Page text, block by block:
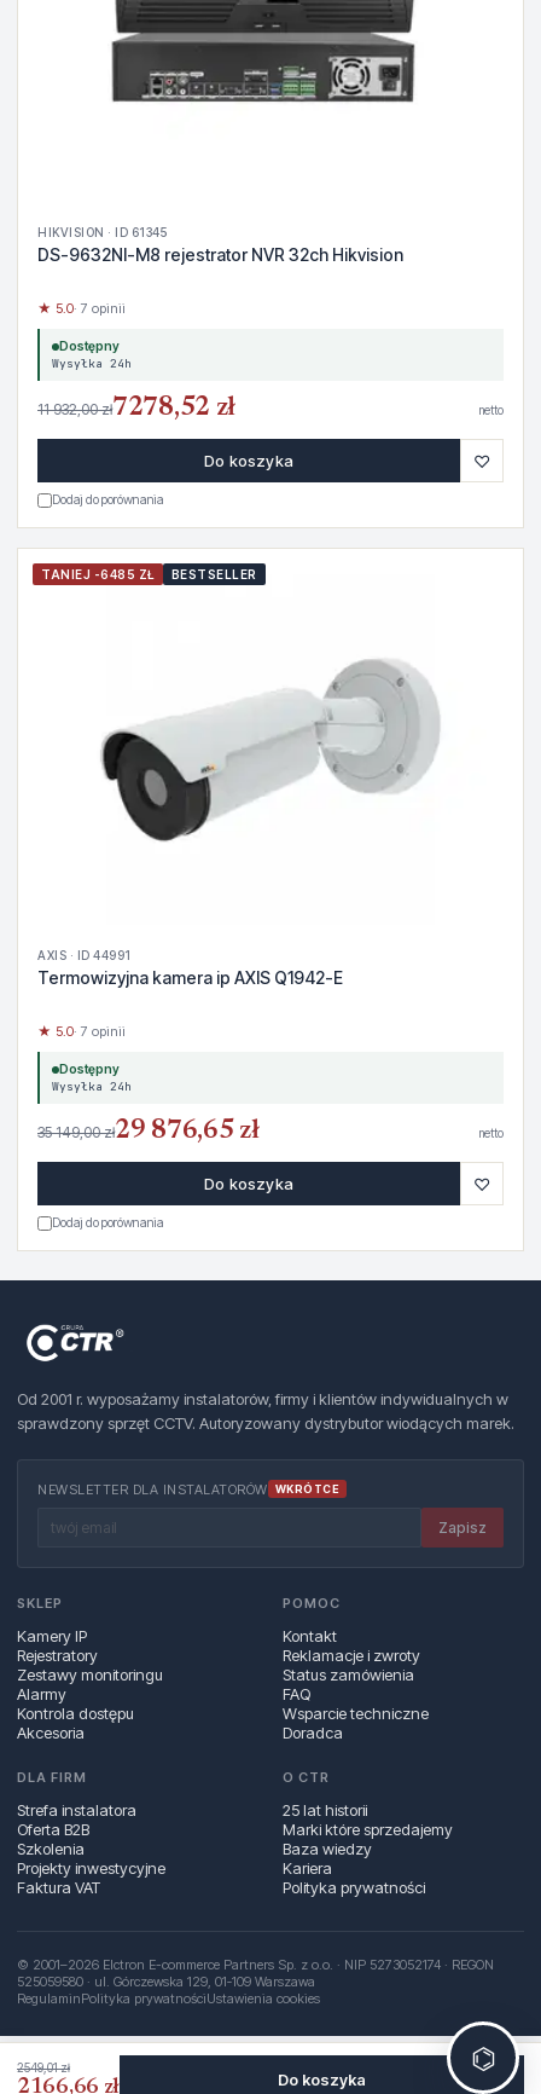
2549,01 zł
2166,66 zł Do koszyka
HIKVISION · ID 61345
DS-9632NI-M8 rejestrator NVR 32ch Hikvision
★ 5.0· 7 opinii
Dostępny
Wysyłka 24h
11 932,00 zł7278,52 zł netto
Do koszyka ♡
Dodaj do porównania
TANIEJ -6485 ZŁ BESTSELLER
AXIS · ID 44991
Termowizyjna kamera ip AXIS Q1942-E
★ 5.0· 7 opinii
Dostępny
Wysyłka 24h
35 149,00 zł29 876,65 zł netto
Do koszyka ♡
Dodaj do porównania
Od 2001 r. wyposażamy instalatorów, firmy i klientów indywidualnych w
sprawdzony sprzęt CCTV. Autoryzowany dystrybutor wiodących marek.
NEWSLETTER DLA INSTALATORÓW WKRÓTCE
Zapisz
SKLEP
Kamery IP
Rejestratory
Zestawy monitoringu
Alarmy
Kontrola dostępu
Akcesoria
POMOC
Kontakt
Reklamacje i zwroty
Status zamówienia
FAQ
Wsparcie techniczne
Doradca
DLA FIRM
Strefa instalatora
Oferta B2B
Szkolenia
Projekty inwestycyjne
Faktura VAT
O CTR
25 lat historii
Marki które sprzedajemy
Baza wiedzy
Kariera
Polityka prywatności
© 2001–2026 Elctron E-commerce Partners Sp. z o.o. · NIP 5273052174 · REGON
525059580 · ul. Górczewska 129, 01‑109 Warszawa
RegulaminPolityka prywatnościUstawienia cookies
⌬